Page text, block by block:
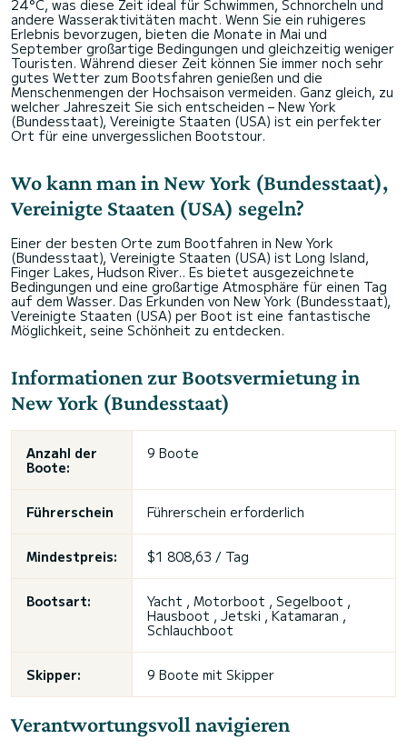
24°C, was diese Zeit ideal für Schwimmen, Schnorcheln und
andere Wasseraktivitäten macht. Wenn Sie ein ruhigeres
Erlebnis bevorzugen, bieten die Monate in Mai und
September großartige Bedingungen und gleichzeitig weniger
Touristen. Während dieser Zeit können Sie immer noch sehr
gutes Wetter zum Bootsfahren genießen und die
Menschenmengen der Hochsaison vermeiden. Ganz gleich, zu
welcher Jahreszeit Sie sich entscheiden – New York
(Bundesstaat), Vereinigte Staaten (USA) ist ein perfekter
Ort für eine unvergesslichen Bootstour.
Wo kann man in New York (Bundesstaat),
Vereinigte Staaten (USA) segeln?
Einer der besten Orte zum Bootfahren in New York
(Bundesstaat), Vereinigte Staaten (USA) ist Long Island,
Finger Lakes, Hudson River.. Es bietet ausgezeichnete
Bedingungen und eine großartige Atmosphäre für einen Tag
auf dem Wasser. Das Erkunden von New York (Bundesstaat),
Vereinigte Staaten (USA) per Boot ist eine fantastische
Möglichkeit, seine Schönheit zu entdecken.
Informationen zur Bootsvermietung in
New York (Bundesstaat)
Anzahl der
Boote:
9 Boote
Führerschein Führerschein erforderlich
Mindestpreis: $1 808,63 / Tag
Bootsart:
Yacht , Motorboot , Segelboot ,
Hausboot , Jetski , Katamaran ,
Schlauchboot
Skipper: 9 Boote mit Skipper
Verantwortungsvoll navigieren